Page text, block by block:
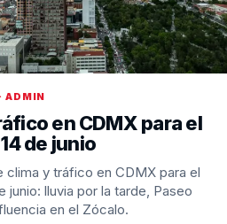
ADMIN
en CDMX para el
de junio
clima y tráfico en CDMX para el
junio: lluvia por la tarde, Paseo
en el Zócalo.